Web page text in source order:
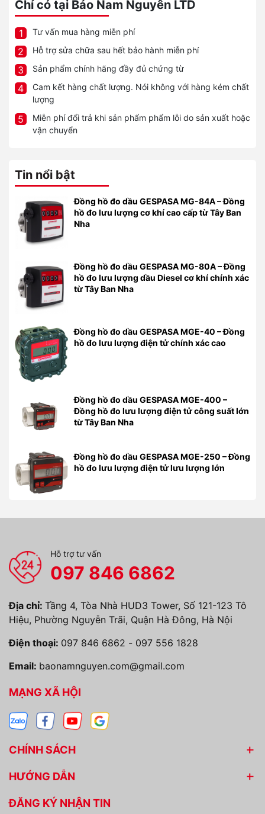
Chỉ có tại Bảo Nam Nguyên LTD
1 Tư vấn mua hàng miễn phí
2 Hỗ trợ sửa chữa sau hết bảo hành miễn phí
3 Sản phẩm chính hãng đầy đủ chứng từ
4
Cam kết hàng chất lượng. Nói không với hàng kém chất
lượng
5
Miễn phí đổi trả khi sản phẩm phẩm lỗi do sản xuất hoặc
vận chuyển
Tin nổi bật
Đồng hồ đo dầu GESPASA MG-84A – Đồng
hồ đo lưu lượng cơ khí cao cấp từ Tây Ban
Nha
Đồng hồ đo dầu GESPASA MG-80A – Đồng
hồ đo lưu lượng dầu Diesel cơ khí chính xác
từ Tây Ban Nha
Đồng hồ đo dầu GESPASA MGE-40 – Đồng
hồ đo lưu lượng điện tử chính xác cao
Đồng hồ đo dầu GESPASA MGE-400 –
Đồng hồ đo lưu lượng điện tử công suất lớn
từ Tây Ban Nha
Đồng hồ đo dầu GESPASA MGE-250 – Đồng
hồ đo lưu lượng điện tử lưu lượng lớn
Hỗ trợ tư vấn
097 846 6862
Địa chỉ: Tầng 4, Tòa Nhà HUD3 Tower, Số 121-123 Tô
Hiệu, Phường Nguyễn Trãi, Quận Hà Đông, Hà Nội
Điện thoại: 097 846 6862 - 097 556 1828
Email: baonamnguyen.com@gmail.com
MẠNG XÃ HỘI
CHÍNH SÁCH
HƯỚNG DẪN
ĐĂNG KÝ NHẬN TIN